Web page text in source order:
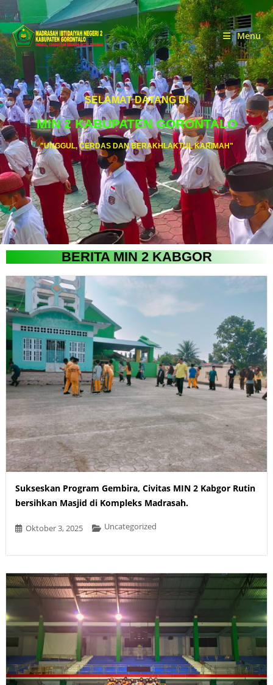
Menu
SELAMAT DATANG DI
MIN 2 KABUPATEN GORONTALO
"UNGGUL, CERDAS DAN BERAKHLAKTUL KARIMAH"
BERITA MIN 2 KABGOR
Sukseskan Program Gembira, Civitas MIN 2 Kabgor Rutin
bersihkan Masjid di Kompleks Madrasah.
Oktober 3, 2025 Uncategorized